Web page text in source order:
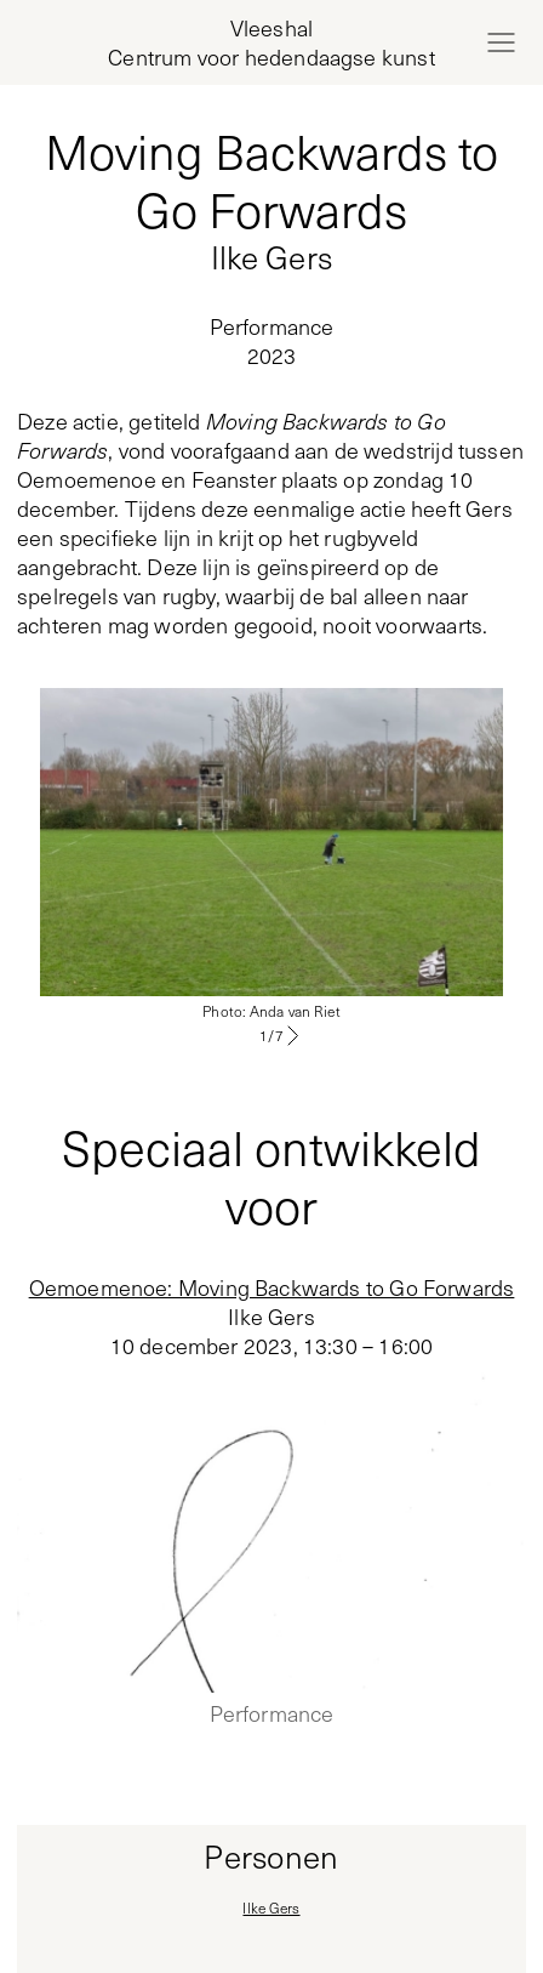
Vleeshal
Centrum voor hedendaagse kunst
Moving Backwards to
Go Forwards
Ilke Gers
Performance
2023
Deze actie, getiteld Moving Backwards to Go
Forwards, vond voorafgaand aan de wedstrijd tussen
Oemoemenoe en Feanster plaats op zondag 10
december. Tijdens deze eenmalige actie heeft Gers
een specifieke lijn in krijt op het rugbyveld
aangebracht. Deze lijn is geïnspireerd op de
spelregels van rugby, waarbij de bal alleen naar
achteren mag worden gegooid, nooit voorwaarts.
Photo: Anda van Riet
1 /7
Speciaal ontwikkeld
voor
Oemoemenoe: Moving Backwards to Go Forwards
Ilke Gers
10 december 2023, 13:30 – 16:00
Performance
Personen
Ilke Gers